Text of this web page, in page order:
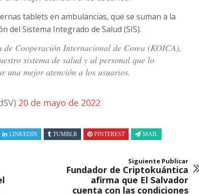
tablets en ambulancias, que se suman a la
del Sistema Integrado de Salud (SIS).
Cooperación Internacional de Corea (KOICA),
sistema de salud y al personal que lo
una mejor atención a los usuarios.
20 de mayo de 2022
LINKEDIN TUMBLR PINTEREST MAIL
Siguiente Publicar
Fundador de Criptokuántica
afirma que El Salvador
cuenta con las condiciones